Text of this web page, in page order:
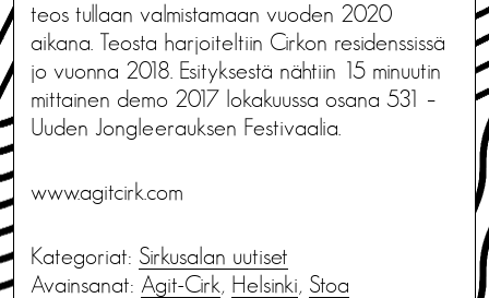
teos tullaan valmistamaan vuoden 2020
aikana. Teosta harjoiteltiin Cirkon residenssissä
jo vuonna 2018. Esityksestä nähtiin 15 minuutin
mittainen demo 2017 lokakuussa osana 531 –
Uuden Jongleerauksen Festivaalia.
www.agitcirk.com
Kategoriat: Sirkusalan uutiset
Avainsanat: Agit-Cirk, Helsinki, Stoa